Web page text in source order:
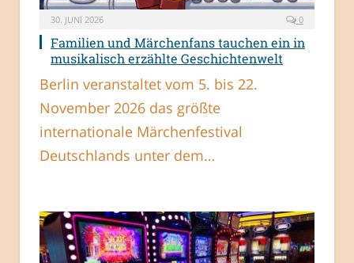
30. JUNI 2026 0
Familien und Märchenfans tauchen ein in
musikalisch erzählte Geschichtenwelt
Berlin veranstaltet vom 5. bis 22.
November 2026 das größte
internationale Märchenfestival
Deutschlands unter dem…